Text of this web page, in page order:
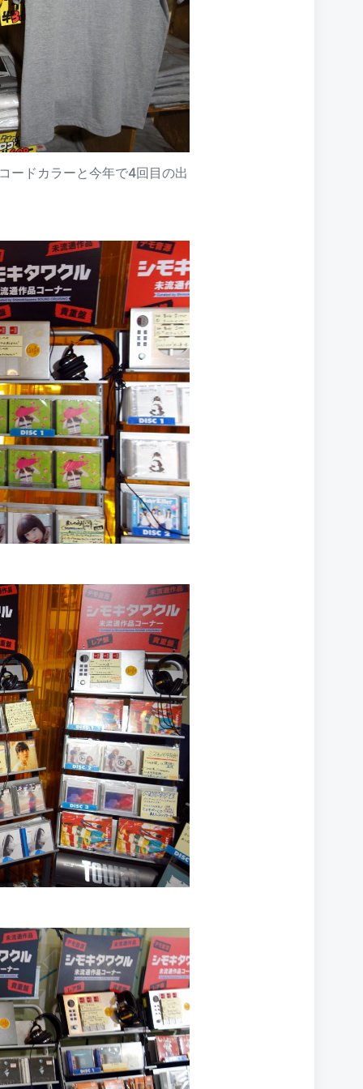
ードカラーと今年で4回目の出